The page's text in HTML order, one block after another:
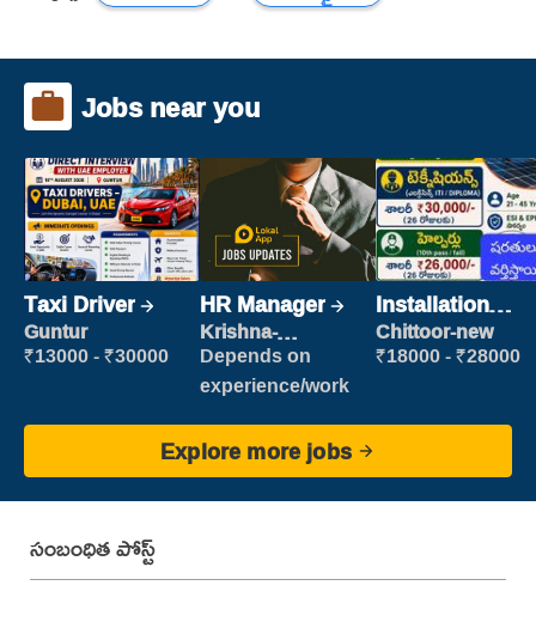
Jobs near you
Taxi Driver
Guntur
₹13000 - ₹30000
HR Manager
Krishna-
vijayawada
Depends on
experience/work
Installation
Engineer/
Helper
Chittoor-new
₹18000 - ₹28000
Explore more jobs
సంబంధిత పోస్ట్